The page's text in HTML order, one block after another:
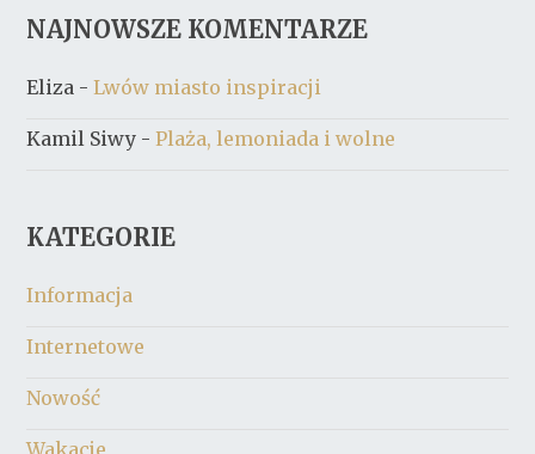
NAJNOWSZE KOMENTARZE
Eliza -Lwów miasto inspiracji
Kamil Siwy -Plaża, lemoniada i wolne
KATEGORIE
Informacja
Internetowe
Nowość
Wakacje